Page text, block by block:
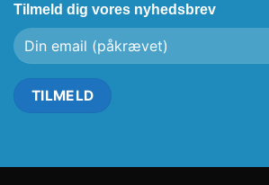
Tilmeld dig vores nyhedsbrev